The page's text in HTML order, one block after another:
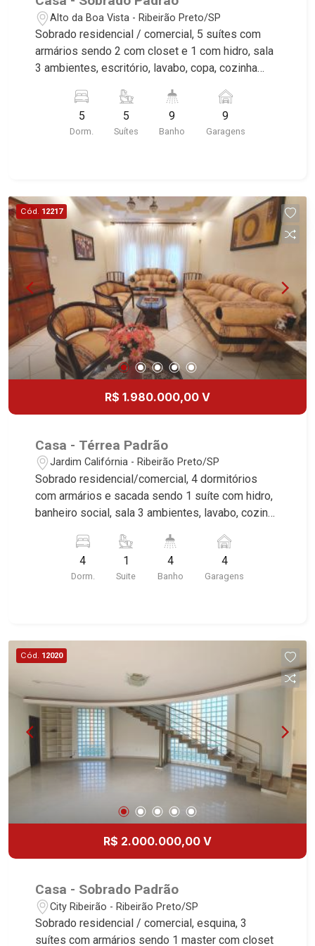
Alto da Boa Vista - Ribeirão Preto/SP
Sobrado residencial / comercial, 5 suítes com
armários sendo 2 com closet e 1 com hidro, sala
3 ambientes, escritório, lavabo, copa, cozinha
dependência de empregada, sacada, espaço
gourmet com piscina, sauna e vestiário,
churrasqueira com forno e fogão à lenha e salão
Fiúsa.
5
Dorm.
5
Suítes
9
Banho
9
Garagens
Cód. 12217
R$ 1.980.000,00 V
Casa - Térrea Padrão
Jardim Califórnia - Ribeirão Preto/SP
Sobrado residencial/comercial, 4 dormitórios
com armários e sacada sendo 1 suíte com hidro,
banheiro social, sala 3 ambientes, lavabo, cozinha
empregada, quintal, vestiário, área gourmet com
churrasqueira, portão eletrônico, 4 vagas sendo 2
cobertas, excelente localização, ideal para clínica,
4
Dorm.
1
Suite
4
Banho
4
Garagens
Cód. 12020
R$ 2.000.000,00 V
Casa - Sobrado Padrão
City Ribeirão - Ribeirão Preto/SP
Sobrado residencial / comercial, esquina, 3
suítes com armários sendo 1 master com closet